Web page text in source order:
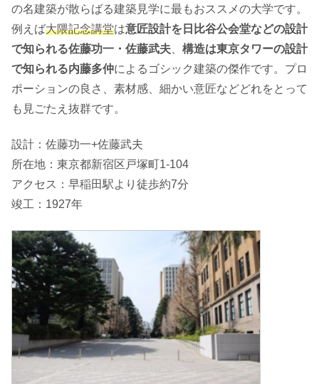
の名建築が散らばる建築見学に最もおススメの大学です。
例えば大隈記念講堂は意匠設計を日比谷公会堂などの設計
で知られる佐藤功一・佐藤武夫
構造は東京タワーの設計
で知られる内藤多仲によるゴシック建築の傑作です。プロ
ポーションの良さ、素材感、細かい意匠などどれをとって
も見ごたえ抜群です。
設計：佐藤功一+佐藤武夫
所在地：東京都新宿区戸塚町1-104
アクセス：早稲田駅より徒歩約7分
竣工：1927年